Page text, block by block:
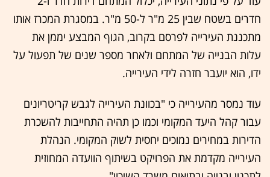
חדרים בשטח שבין 25 מ"ר ל-50 מ"ר. במסגרת המכרז אותו
מתכננת העירייה לפרסם בקרוב, הגוף המבצע יממן את
עלות הבנייה של המתחם ולאחר מספר שנים של תפעול על
ידו, הוא יועבר חזרה לידי העירייה.
עוד נמסר מהעירייה כי "בכוונת העירייה לגבש קריטריונים
עבור קהל היעד המקומי וכמו כן תהיה התחייבות להשכרת
הדירות במחירים נמוכים יחסית לשוק המקומי. הנהלת
העירייה מקדמת את הפרויקט בשיתוף הוועדה המחוזית